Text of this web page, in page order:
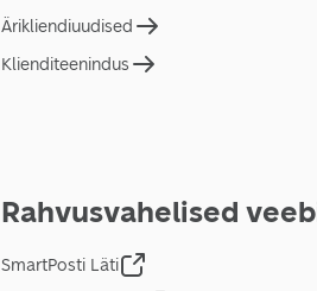
Ärikliendiuudised
Klienditeenindus
Rahvusvahelised
SmartPosti Läti